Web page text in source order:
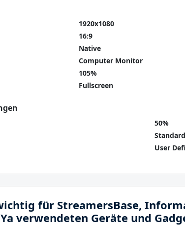
1920x1080
16:9
Native
Computer Monitor
105%
Fullscreen
50%
Standard
User
für StreamersBase,
verwendeten Geräte und